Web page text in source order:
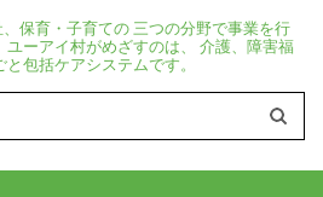
保育・子育ての 三つの分野で事業を行
ユーアイ村がめざすのは、 介護、障害福
包括ケアシステムです。